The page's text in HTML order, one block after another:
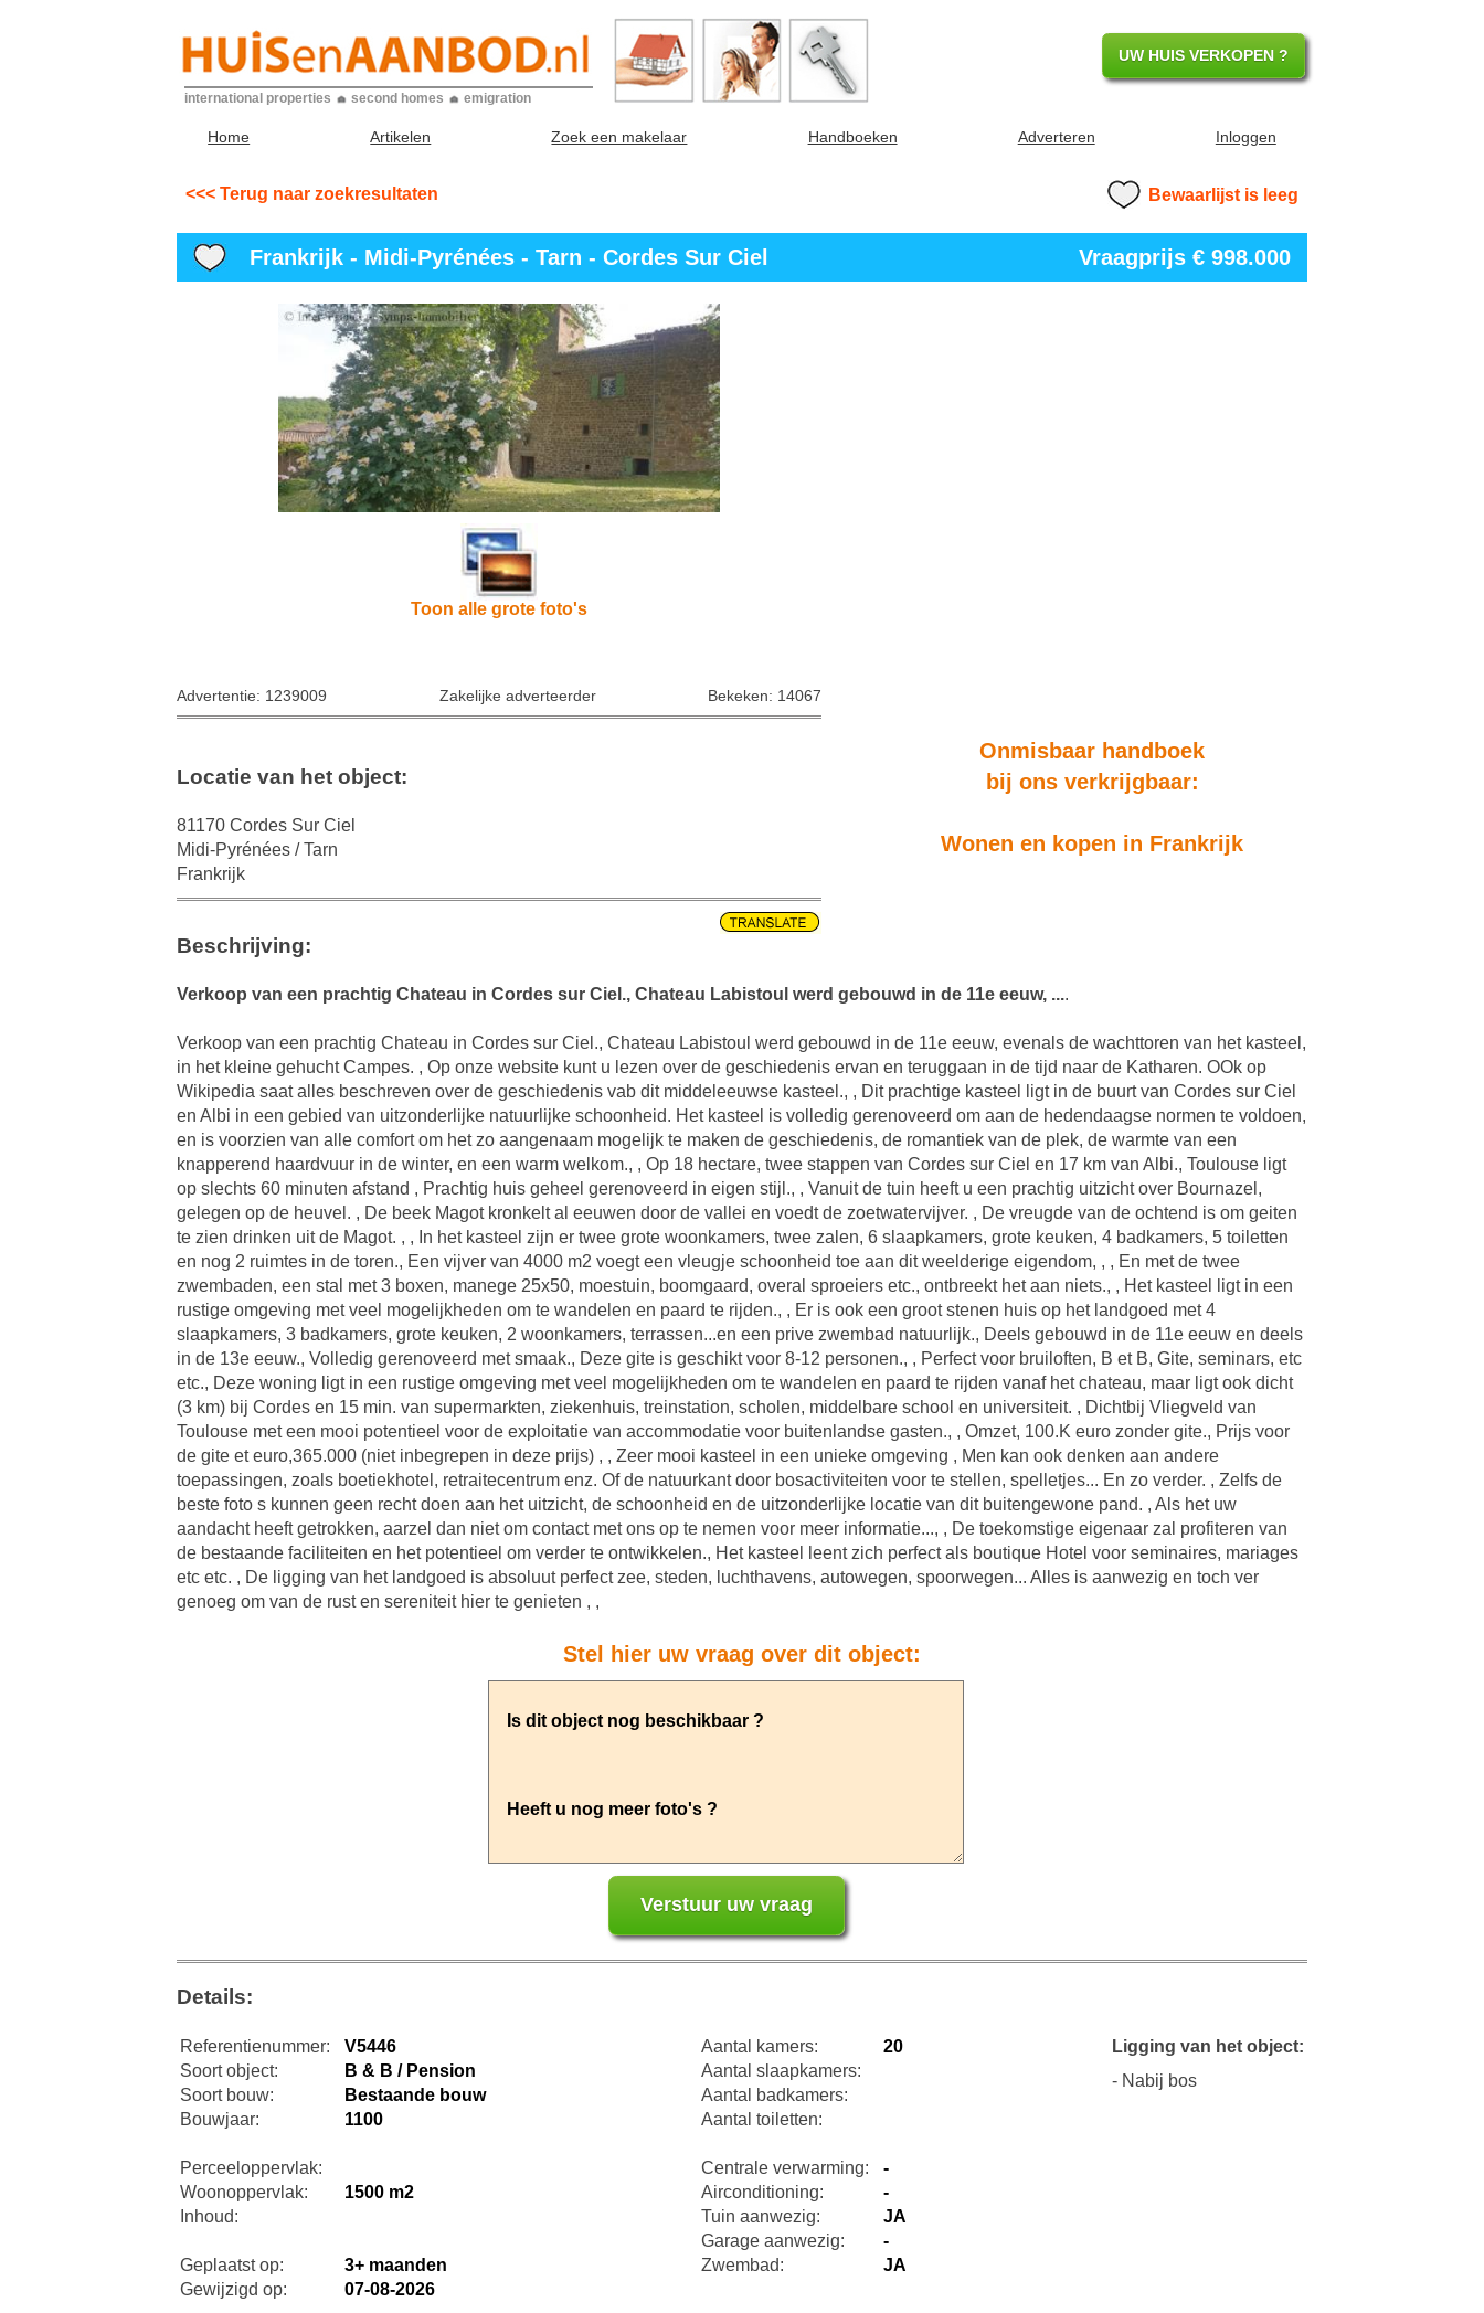
international properties second homes emigration
UW HUIS VERKOPEN ?
Home Artikelen Zoek een makelaar Handboeken Adverteren Inloggen
<<< Terug naar zoekresultaten Bewaarlijst is leeg
Frankrijk - Midi-Pyrénées - Tarn - Cordes Sur Ciel Vraagprijs € 998.000
Toon alle grote foto's
Advertentie: 1239009 Zakelijke adverteerder Bekeken: 14067
Onmisbaar handboek
bij ons verkrijgbaar:
Wonen en kopen in Frankrijk
Locatie van het object:
81170 Cordes Sur Ciel
Midi-Pyrénées / Tarn
Frankrijk
Beschrijving:
Verkoop van een prachtig Chateau in Cordes sur Ciel., Chateau Labistoul werd gebouwd in de 11e eeuw, ....
Verkoop van een prachtig Chateau in Cordes sur Ciel., Chateau Labistoul werd gebouwd in de 11e eeuw, evenals de wachttoren van het kasteel,
in het kleine gehucht Campes. , Op onze website kunt u lezen over de geschiedenis ervan en teruggaan in de tijd naar de Katharen. OOk op
Wikipedia saat alles beschreven over de geschiedenis vab dit middeleeuwse kasteel., , Dit prachtige kasteel ligt in de buurt van Cordes sur Ciel
en Albi in een gebied van uitzonderlijke natuurlijke schoonheid. Het kasteel is volledig gerenoveerd om aan de hedendaagse normen te voldoen,
en is voorzien van alle comfort om het zo aangenaam mogelijk te maken de geschiedenis, de romantiek van de plek, de warmte van een
knapperend haardvuur in de winter, en een warm welkom., , Op 18 hectare, twee stappen van Cordes sur Ciel en 17 km van Albi., Toulouse ligt
op slechts 60 minuten afstand , Prachtig huis geheel gerenoveerd in eigen stijl., , Vanuit de tuin heeft u een prachtig uitzicht over Bournazel,
gelegen op de heuvel. , De beek Magot kronkelt al eeuwen door de vallei en voedt de zoetwatervijver. , De vreugde van de ochtend is om geiten
te zien drinken uit de Magot. , , In het kasteel zijn er twee grote woonkamers, twee zalen, 6 slaapkamers, grote keuken, 4 badkamers, 5 toiletten
en nog 2 ruimtes in de toren., Een vijver van 4000 m2 voegt een vleugje schoonheid toe aan dit weelderige eigendom, , , En met de twee
zwembaden, een stal met 3 boxen, manege 25x50, moestuin, boomgaard, overal sproeiers etc., ontbreekt het aan niets., , Het kasteel ligt in een
rustige omgeving met veel mogelijkheden om te wandelen en paard te rijden., , Er is ook een groot stenen huis op het landgoed met 4
slaapkamers, 3 badkamers, grote keuken, 2 woonkamers, terrassen...en een prive zwembad natuurlijk., Deels gebouwd in de 11e eeuw en deels
in de 13e eeuw., Volledig gerenoveerd met smaak., Deze gite is geschikt voor 8-12 personen., , Perfect voor bruiloften, B et B, Gite, seminars, etc
etc., Deze woning ligt in een rustige omgeving met veel mogelijkheden om te wandelen en paard te rijden vanaf het chateau, maar ligt ook dicht
(3 km) bij Cordes en 15 min. van supermarkten, ziekenhuis, treinstation, scholen, middelbare school en universiteit. , Dichtbij Vliegveld van
Toulouse met een mooi potentieel voor de exploitatie van accommodatie voor buitenlandse gasten., , Omzet, 100.K euro zonder gite., Prijs voor
de gite et euro,365.000 (niet inbegrepen in deze prijs) , , Zeer mooi kasteel in een unieke omgeving , Men kan ook denken aan andere
toepassingen, zoals boetiekhotel, retraitecentrum enz. Of de natuurkant door bosactiviteiten voor te stellen, spelletjes... En zo verder. , Zelfs de
beste foto s kunnen geen recht doen aan het uitzicht, de schoonheid en de uitzonderlijke locatie van dit buitengewone pand. , Als het uw
aandacht heeft getrokken, aarzel dan niet om contact met ons op te nemen voor meer informatie..., , De toekomstige eigenaar zal profiteren van
de bestaande faciliteiten en het potentieel om verder te ontwikkelen., Het kasteel leent zich perfect als boutique Hotel voor seminaires, mariages
etc etc. , De ligging van het landgoed is absoluut perfect zee, steden, luchthavens, autowegen, spoorwegen... Alles is aanwezig en toch ver
genoeg om van de rust en sereniteit hier te genieten , ,
Stel hier uw vraag over dit object:
Details:
Referentienummer:
V5446
Soort object:
B & B / Pension
Soort bouw:
Bestaande bouw
Bouwjaar:
1100
Perceeloppervlak:
Woonoppervlak:
1500 m2
Inhoud:
Geplaatst op:
3+ maanden
Gewijzigd op:
07-08-2026
Aantal kamers:
20
Aantal slaapkamers:
Aantal badkamers:
Aantal toiletten:
Centrale verwarming:
-
Airconditioning:
-
Tuin aanwezig:
JA
Garage aanwezig:
-
Zwembad:
JA
Ligging van het object:
- Nabij bos